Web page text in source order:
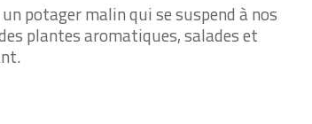
potager malin qui se suspend à nos
plantes aromatiques, salades et